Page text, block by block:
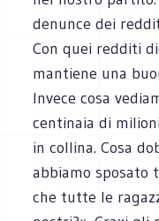
denunce dei
Con quei redditi
mantiene una
Invece cosa
centinaia di
in collina. Cosa
abbiamo sposato
che tutte le